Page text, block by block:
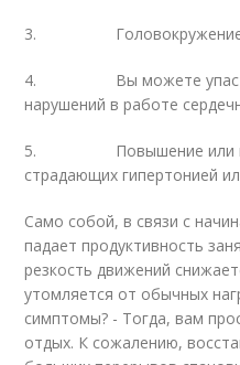
3.
4. Вы можете упасть
нарушений в работе
5. Повышение или
страдающих гипертонией
Само собой, в связи с
падает продуктивность
резкость движений
утомляется от обычных
симптомы? - Тогда, вам
отдых. К сожалению,